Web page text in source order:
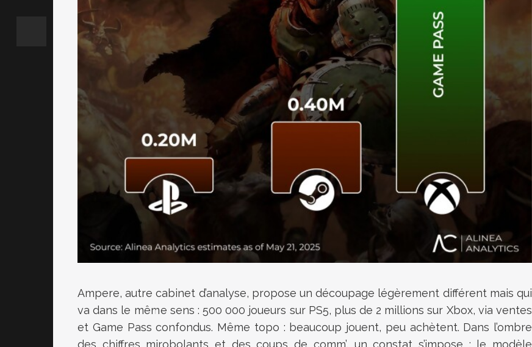
Ampere, autre cabinet d’analyse, propose un découpage légèrement différent mais qui
va dans le même sens : 500 000 joueurs sur PS5, plus de 2 millions sur Xbox, via ventes
et Game Pass confondus. Même topo : beaucoup jouent, peu achètent. Dans l’ombre